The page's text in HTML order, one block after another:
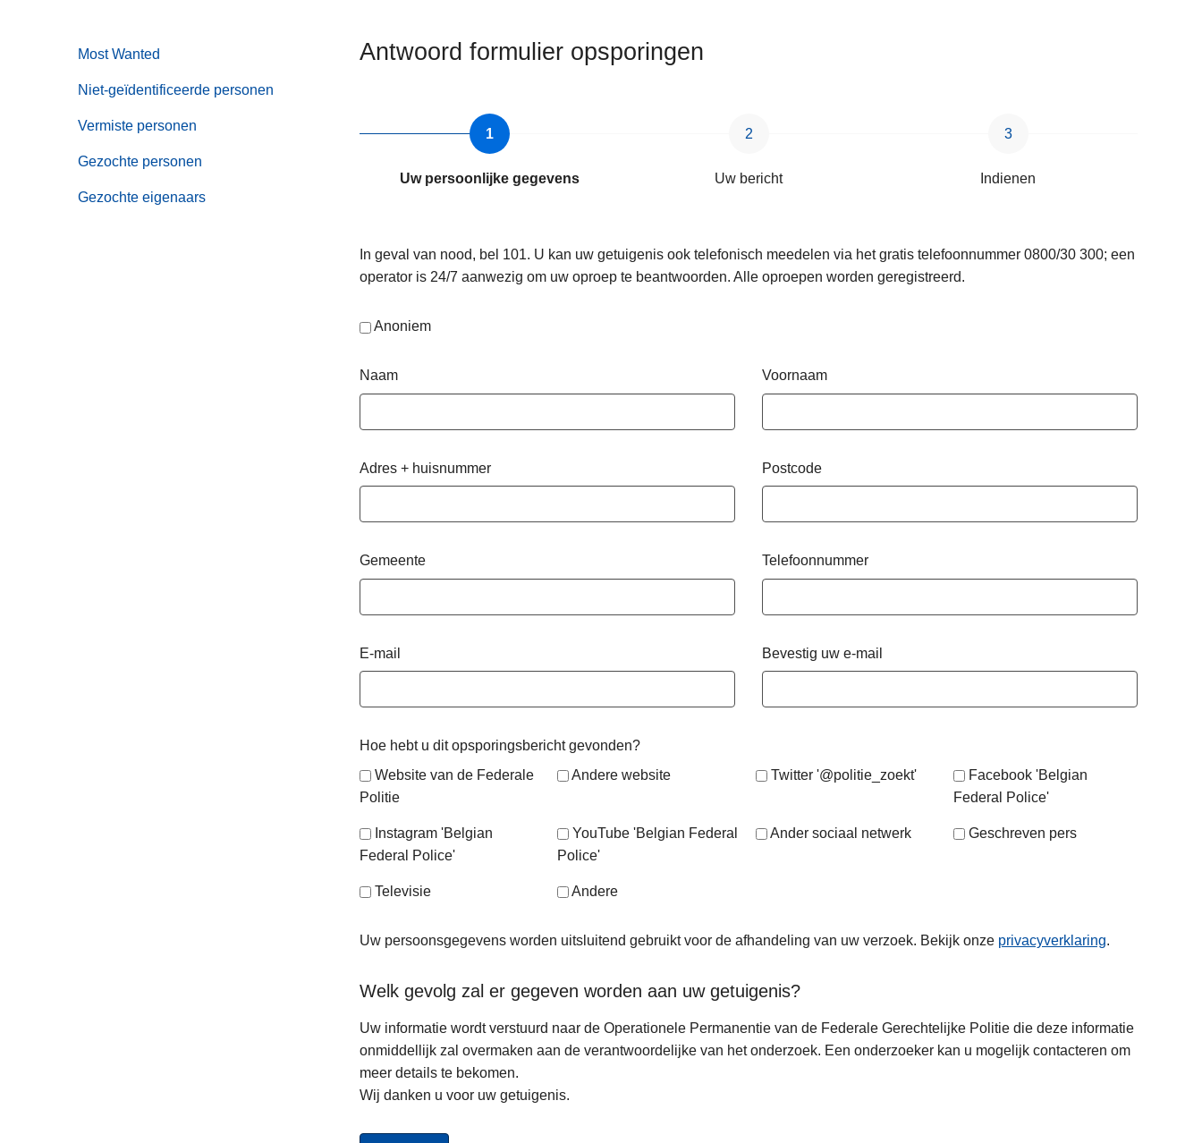
Most Wanted
Niet-geïdentificeerde personen
Vermiste personen
Gezochte personen
Gezochte eigenaars
Antwoord formulier opsporingen
Uw persoonlijke gegevens Uw bericht Indienen
In geval van nood, bel 101. U kan uw getuigenis ook telefonisch meedelen via het gratis telefoonnummer 0800/30 300; een
operator is 24/7 aanwezig om uw oproep te beantwoorden. Alle oproepen worden geregistreerd.
Anoniem
Naam Voornaam
Adres + huisnummer Postcode
Gemeente Telefoonnummer
E-mail Bevestig uw e-mail
Hoe hebt u dit opsporingsbericht gevonden?
Website van de Federale
Politie
Andere website Twitter '@politie_zoekt'
Facebook 'Belgian
Federal Police'
Instagram 'Belgian
Federal Police'
YouTube 'Belgian Federal
Police'
Ander sociaal netwerk Geschreven pers
Televisie Andere
Uw persoonsgegevens worden uitsluitend gebruikt voor de afhandeling van uw verzoek. Bekijk onze privacyverklaring.
Welk gevolg zal er gegeven worden aan uw getuigenis?
Uw informatie wordt verstuurd naar de Operationele Permanentie van de Federale Gerechtelijke Politie die deze informatie
onmiddellijk zal overmaken aan de verantwoordelijke van het onderzoek. Een onderzoeker kan u mogelijk contacteren om
meer details te bekomen.
Wij danken u voor uw getuigenis.